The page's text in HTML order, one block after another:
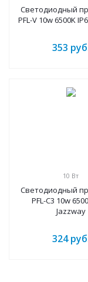
Светодиодный
PFL-V 10w 6500K
353
10 Вт
Светодиодный
PFL-C3 10w
Jazzway
324